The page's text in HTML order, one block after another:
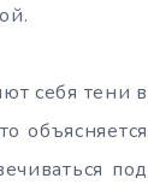
себя тени в
объясняется
под